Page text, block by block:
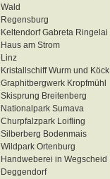
Wald
Regensburg
Keltendorf Gabreta Ringelai
Haus am Strom
Linz
Kristallschiff Wurm und Köck
Graphitbergwerk Kropfmühl
Skisprung Breitenberg
Nationalpark Sumava
Churpfalzpark Loifling
Silberberg Bodenmais
Wildpark Ortenburg
Handweberei in Wegscheid
Deggendorf